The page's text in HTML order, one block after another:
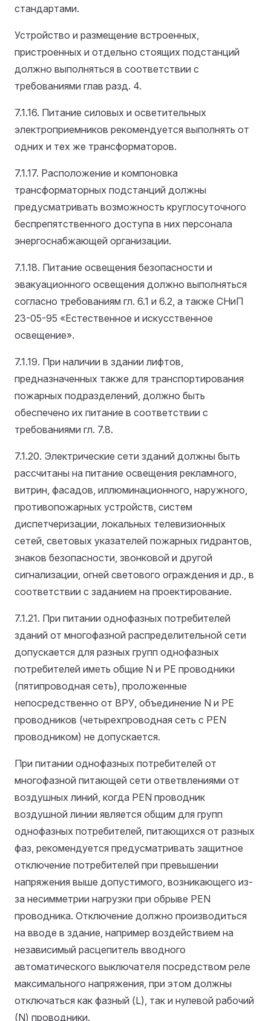
стандартами.
Устройство и размещение встроенных,
пристроенных и отдельно стоящих подстанций
должно выполняться в соответствии с
требованиями глав разд. 4.
7.1.16. Питание силовых и осветительных
электроприемников рекомендуется выполнять от
одних и тех же трансформаторов.
7.1.17. Расположение и компоновка
трансформаторных подстанций должны
предусматривать возможность круглосуточного
беспрепятственного доступа в них персонала
энергоснабжающей организации.
7.1.18. Питание освещения безопасности и
эвакуационного освещения должно выполняться
согласно требованиям гл. 6.1 и 6.2, а также СНиП
23-05-95 «Естественное и искусственное
освещение».
7.1.19. При наличии в здании лифтов,
предназначенных также для транспортирования
пожарных подразделений, должно быть
обеспечено их питание в соответствии с
требованиями гл. 7.8.
7.1.20. Электрические сети зданий должны быть
рассчитаны на питание освещения рекламного,
витрин, фасадов, иллюминационного, наружного,
противопожарных устройств, систем
диспетчеризации, локальных телевизионных
сетей, световых указателей пожарных гидрантов,
знаков безопасности, звонковой и другой
сигнализации, огней светового ограждения и др., в
соответствии с заданием на проектирование.
7.1.21. При питании однофазных потребителей
зданий от многофазной распределительной сети
допускается для разных групп однофазных
потребителей иметь общие N и РЕ проводники
(пятипроводная сеть), проложенные
непосредственно от ВРУ, объединение N и РЕ
проводников (четырехпроводная сеть с РЕN
проводником) не допускается.
При питании однофазных потребителей от
многофазной питающей сети ответвлениями от
воздушных линий, когда РЕN проводник
воздушной линии является общим для групп
однофазных потребителей, питающихся от разных
фаз, рекомендуется предусматривать защитное
отключение потребителей при превышении
напряжения выше допустимого, возникающего из-
за несимметрии нагрузки при обрыве РЕN
проводника. Отключение должно производиться
на вводе в здание, например воздействием на
независимый расцепитель вводного
автоматического выключателя посредством реле
максимального напряжения, при этом должны
отключаться как фазный (L), так и нулевой рабочий
(N) проводники.